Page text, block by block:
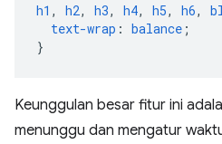
h1 , h2, h3, h4, h5, h6,
text-wrap : balance ;
}
Keunggulan besar fitur ini
menunggu dan mengatur